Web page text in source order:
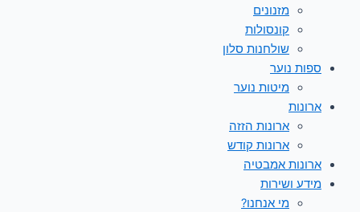
מזנונים
קונסולות
שולחנות סלון
ספות נוער
מיטות נוער
ארונות
ארונות הזזה
ארונות קודש
ארונות אמבטיה
מידע ושירות
מי אנחנו?